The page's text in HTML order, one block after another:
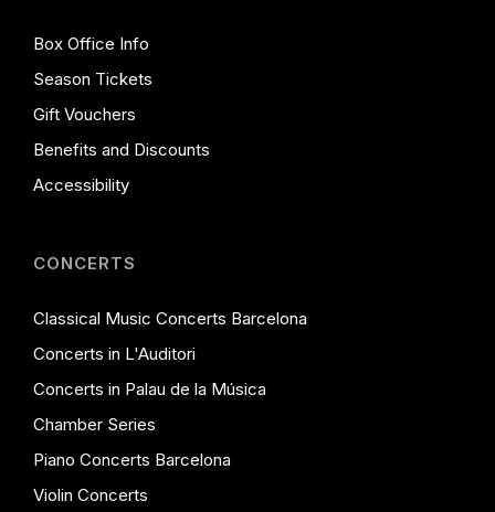
Box Office Info
Season Tickets
Gift Vouchers
Benefits and Discounts
Accessibility
CONCERTS
Classical Music Concerts Barcelona
Concerts in L'Auditori
Concerts in Palau de la Música
Chamber Series
Piano Concerts Barcelona
Violin Concerts